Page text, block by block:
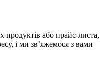
або прайс-листа,
і ми зв’яжемося з вами